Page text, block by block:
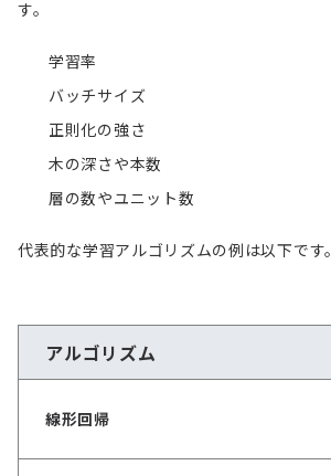
す。
学習率
バッチサイズ
正則化の強さ
木の深さや本数
層の数やユニット数
代表的な学習アルゴリズムの例は以下です。
アルゴリズム
線形回帰